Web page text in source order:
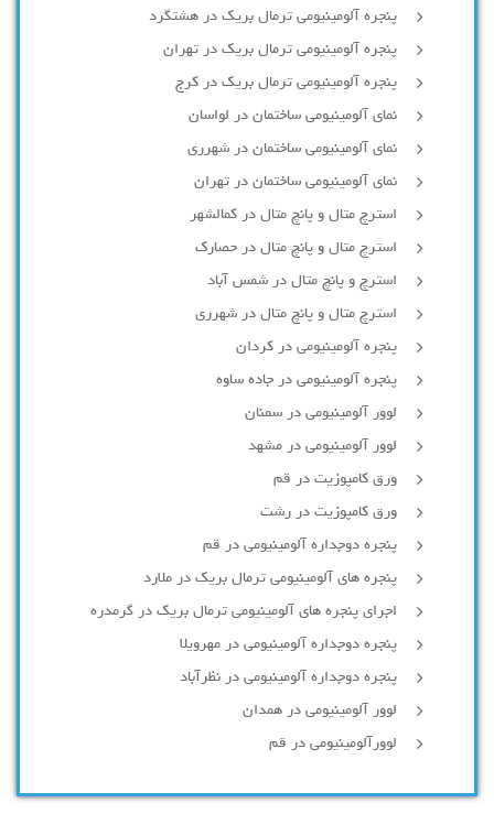
پنجره آلومینیومی ترمال بریک در هشتگرد
پنجره آلومینیومی ترمال بریک در تهران
پنجره آلومینیومی ترمال بریک در کرج
نمای آلومینیومی ساختمان در لواسان
نمای آلومینیومی ساختمان در شهرری
نمای آلومینیومی ساختمان در تهران
استرچ متال و پانچ متال در کمالشهر
استرچ متال و پانچ متال در حصارك
استرچ و پانچ متال در شمس آباد
استرچ متال و پانچ متال در شهرری
پنجره آلومینیومی در کردان
پنجره آلومینیومی در جاده ساوه
لوور آلومینیومی در سمنان
لوور آلومینیومی در مشهد
ورق کامپوزیت در قم
ورق کامپوزیت در رشت
پنجره دوجداره آلومينيومی در قم
پنجره های آلومینیومی ترمال بریک در ملارد
اجرای پنجره های آلومینیومی ترمال بریک در گرمدره
پنجره دوجداره آلومینیومی در مهرویلا
پنجره دوجداره آلومینیومی در نظرآباد
لوور آلومینیومی در همدان
لوورآلومینیومی در قم